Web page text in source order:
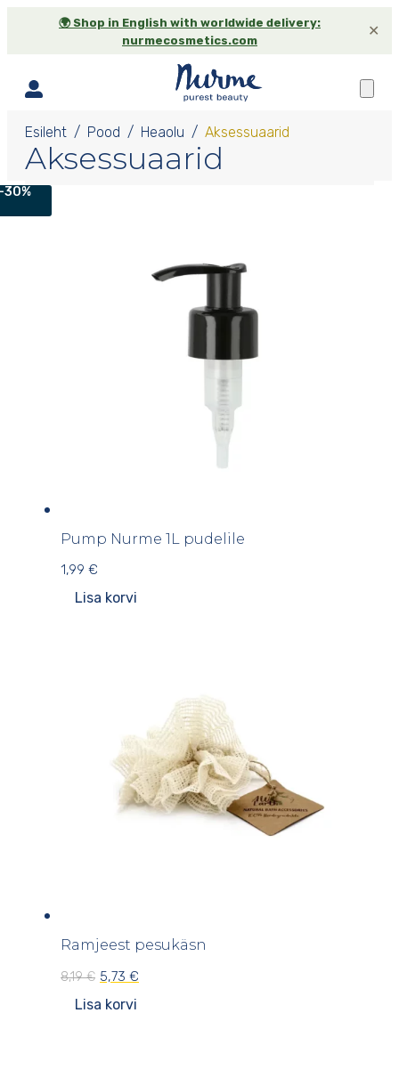
🌍 Shop in English with worldwide delivery:
nurmecosmetics.com
✕
Esileht Pood Heaolu Aksessuaarid
Aksessuaarid
Pump Nurme 1L pudelile
1,99 €
Lisa korvi
30%
Ramjeest pesukäsn
8,19€ Algne
hind
oli:
5,73 €
Lisa korvi